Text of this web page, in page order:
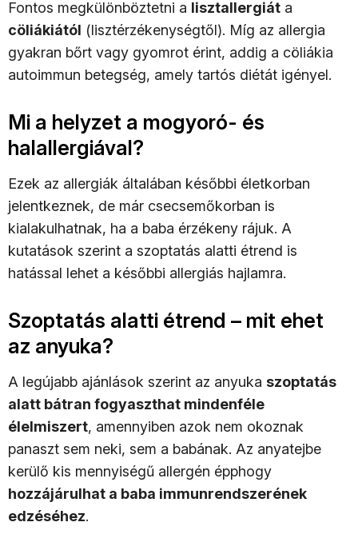
Fontos megkülönböztetni a lisztallergiát a
cöliákiától (lisztérzékenységtől). Míg az allergia
gyakran bőrt vagy gyomrot érint, addig a cöliákia
autoimmun betegség, amely tartós diétát igényel.
Mi a helyzet a mogyoró- és
halallergiával?
Ezek az allergiák általában későbbi életkorban
jelentkeznek, de már csecsemőkorban is
kialakulhatnak, ha a baba érzékeny rájuk. A
kutatások szerint a szoptatás alatti étrend is
hatással lehet a későbbi allergiás hajlamra.
Szoptatás alatti étrend – mit ehet
az anyuka?
A legújabb ajánlások szerint az anyuka szoptatás
alatt bátran fogyaszthat mindenféle
élelmiszert, amennyiben azok nem okoznak
panaszt sem neki, sem a babának. Az anyatejbe
kerülő kis mennyiségű allergén épphogy
hozzájárulhat a baba immunrendszerének
edzéséhez.